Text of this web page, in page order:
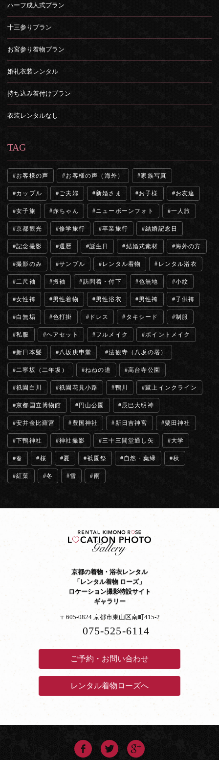
ハーフ成人式プラン
十三参りプラン
お宮参り着物プラン
婚礼衣装レンタル
持ち込み着付けプラン
衣装レンタルなし
TAG
お客様の声 お客様の声（海外） 家族写真
カップル ご夫婦 新婚さま お子様 お友達
女子旅 赤ちゃん ニューボーンフォト 一人旅
京都観光 修学旅行 卒業旅行 結婚記念日
記念撮影 還暦 誕生日 結婚式素材 海外の方
撮影のみ サンプル レンタル着物 レンタル浴衣
二尺袖 振袖 訪問着・付下 色無地 小紋
女性袴 男性着物 男性浴衣 男性袴 子供袴
白無垢 色打掛 ドレス タキシード 制服
私服 ヘアセット フルメイク ポイントメイク
新日本髪 八坂庚申堂 法観寺（八坂の塔）
二寧坂（二年坂） ねねの道 高台寺公園
祇園白川 祇園花見小路 鴨川 蹴上インクライン
京都国立博物館 円山公園 辰巳大明神
安井金比羅宮 豊国神社 新日吉神宮 粟田神社
下鴨神社 神社撮影 三十三間堂通し矢 大学
春 桜 夏 祇園祭 自然・葉緑 秋
紅葉 冬 雪 雨
京都の着物・浴衣レンタル
「レンタル着物 ローズ」
ロケーション撮影特設サイト
ギャラリー
〒605-0824 京都市東山区南町415-2
075-525-6114
ご予約・お問い合わせ
レンタル着物ローズへ